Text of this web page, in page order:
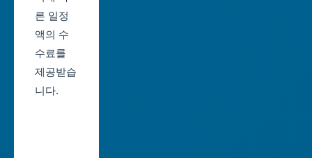
종
특
제
대
구
른 일정
액의 수
수료를
제공받습
니다.